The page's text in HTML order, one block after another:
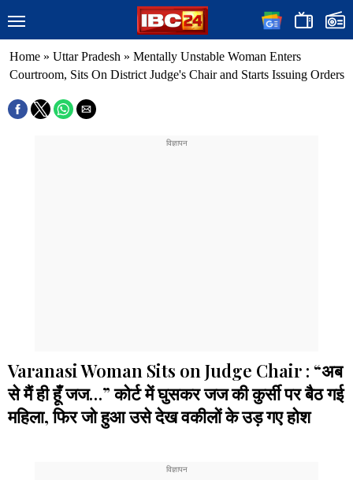
Home » Uttar Pradesh » Mentally Unstable Woman Enters
Courtroom, Sits On District Judge's Chair and Starts Issuing Orders
Varanasi Woman Sits on Judge Chair : “अब
से मैं ही हूँ जज…” कोर्ट में घुसकर जज की कुर्सी पर बैठ गई
महिला, फिर जो हुआ उसे देख वकीलों के उड़ गए होश